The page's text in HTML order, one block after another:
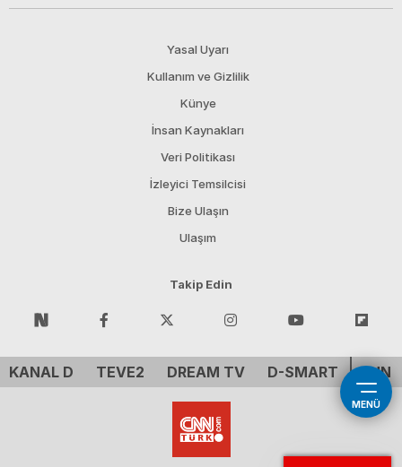
MENÜ
Yasal Uyarı
Kullanım ve Gizlilik
Künye
İnsan Kaynakları
Veri Politikası
İzleyici Temsilcisi
Bize Ulaşın
Ulaşım
Takip Edin
KANAL D TEVE2 DREAM TV D-SMART CNN